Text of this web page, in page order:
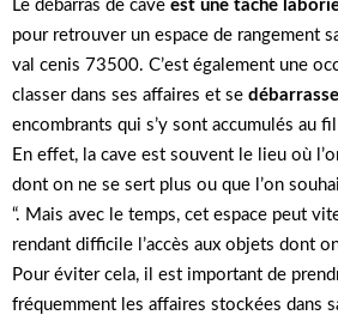
Le débarras de cave est une tâche
pour retrouver un espace de rangement
val cenis 73500. C’est également une
classer dans ses affaires et se
encombrants qui s’y sont accumulés au
En effet, la cave est souvent le lieu où
dont on ne se sert plus ou que l’on
“. Mais avec le temps, cet espace peut
rendant difficile l’accès aux objets dont
Pour éviter cela, il est important de
fréquemment les affaires stockées dans